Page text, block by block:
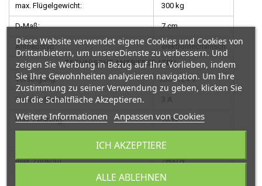
max. Flügelgewicht: 300 kg
D-Maß: 7 cm
Antriebstyp:
elektromechanisch
TECHNISCHE ANTRIEBSDATEN:
Versorgung:
230V /24 V
Stromaufnahme: 3 A
max. Leistung: 70 W
100 %
max. Zugkraft 2800 N
-
Diese Website verwendet eigene Cookies und Cookies von
Drittanbietern, um unsereDienste zu verbessern. Und
zeigen Sie Werbung in Bezug auf Ihre Vorlieben, indem
Sie Ihre Gewohnheiten analysieren navigation. Um Ihre
Zustimmung zu seiner Verwendung zu geben, klicken Sie
auf die Schaltfläche Akzeptieren.
Weitere Informationen Anpassen von Cookies
ALLE ABLEHNEN
ICH AKZEPTIERE